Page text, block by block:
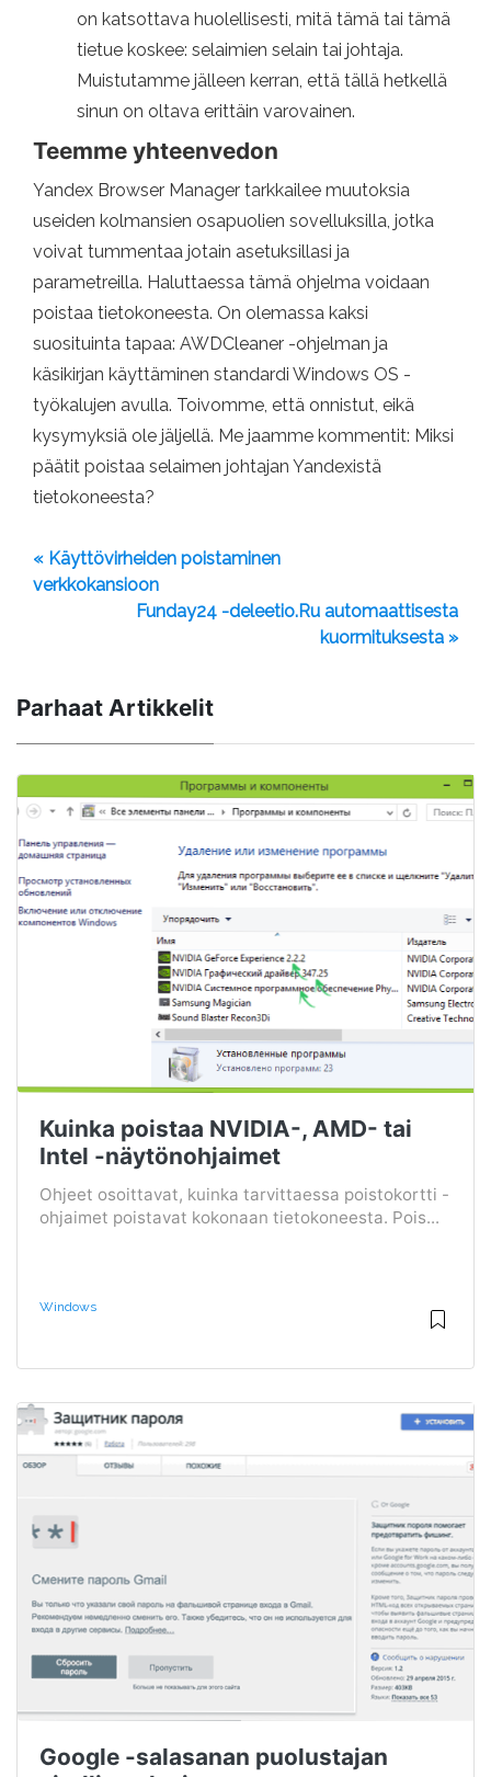
on katsottava huolellisesti, mitä tämä tai tämä
tietue koskee: selaimien selain tai johtaja.
Muistutamme jälleen kerran, että tällä hetkellä
sinun on oltava erittäin varovainen.
Teemme yhteenvedon
Yandex Browser Manager tarkkailee muutoksia
useiden kolmansien osapuolien sovelluksilla, jotka
voivat tummentaa jotain asetuksillasi ja
parametreilla. Haluttaessa tämä ohjelma voidaan
poistaa tietokoneesta. On olemassa kaksi
suosituinta tapaa: AWDCleaner -ohjelman ja
käsikirjan käyttäminen standardi Windows OS -
työkalujen avulla. Toivomme, että onnistut, eikä
kysymyksiä ole jäljellä. Me jaamme kommentit: Miksi
päätit poistaa selaimen johtajan Yandexistä
tietokoneesta?
« Käyttövirheiden poistaminen
verkkokansioon
Funday24 -deleetio.Ru automaattisesta
kuormituksesta »
Parhaat Artikkelit
Kuinka poistaa NVIDIA-, AMD- tai
Intel -näytönohjaimet
Ohjeet osoittavat, kuinka tarvittaessa poistokortti -
ohjaimet poistavat kokonaan tietokoneesta. Pois...
Windows
Google -salasanan puolustajan